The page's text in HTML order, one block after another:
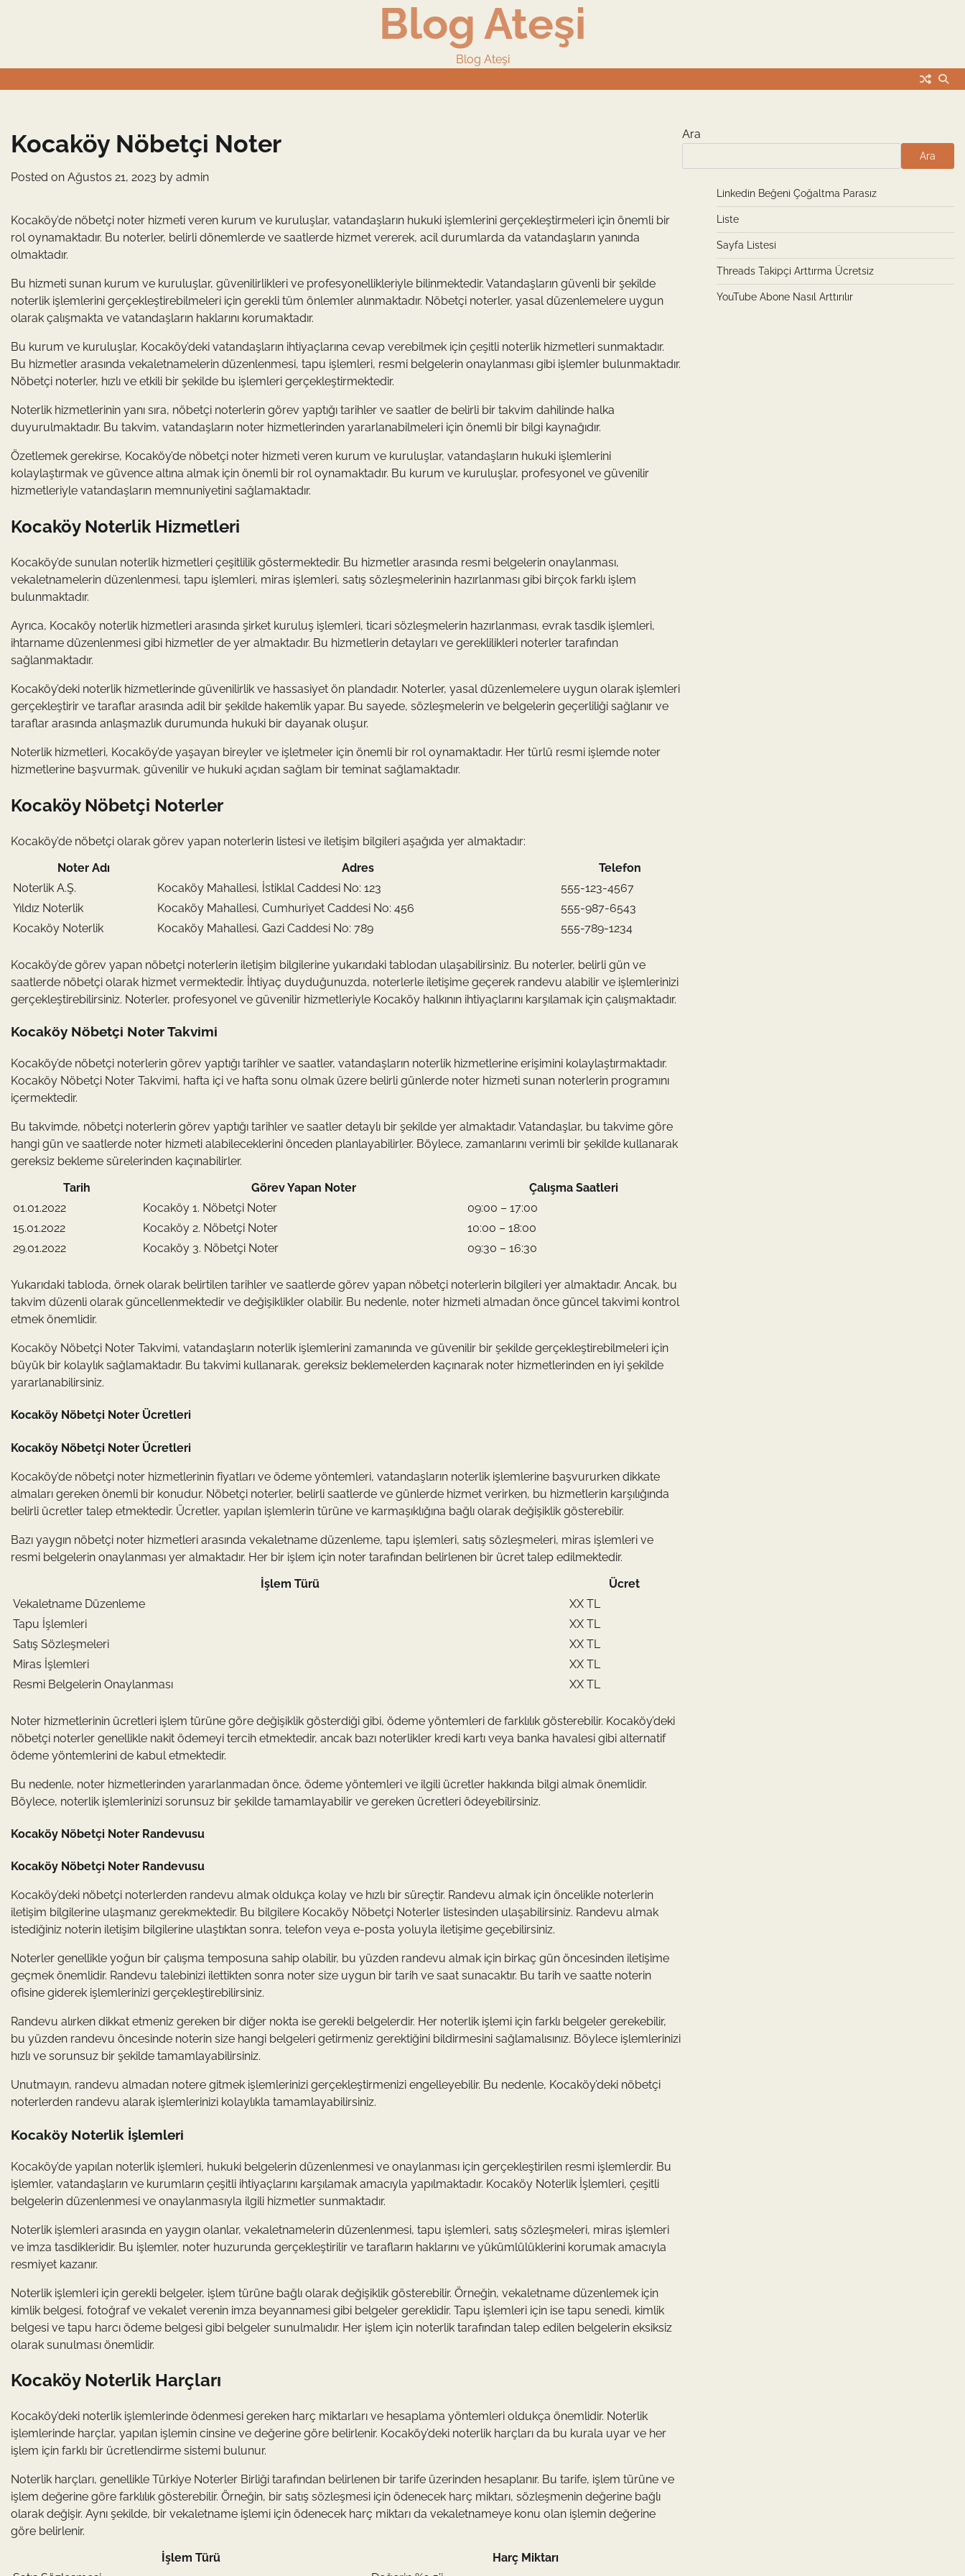
Blog Ateşi
Blog Ateşi
Kocaköy Nöbetçi Noter
Posted on Ağustos 21, 2023 by admin
Kocaköy’de nöbetçi noter hizmeti veren kurum ve kuruluşlar, vatandaşların hukuki işlemlerini gerçekleştirmeleri için önemli bir
rol oynamaktadır. Bu noterler, belirli dönemlerde ve saatlerde hizmet vererek, acil durumlarda da vatandaşların yanında
olmaktadır.
Bu hizmeti sunan kurum ve kuruluşlar, güvenilirlikleri ve profesyonellikleriyle bilinmektedir. Vatandaşların güvenli bir şekilde
noterlik işlemlerini gerçekleştirebilmeleri için gerekli tüm önlemler alınmaktadır. Nöbetçi noterler, yasal düzenlemelere uygun
olarak çalışmakta ve vatandaşların haklarını korumaktadır.
Bu kurum ve kuruluşlar, Kocaköy’deki vatandaşların ihtiyaçlarına cevap verebilmek için çeşitli noterlik hizmetleri sunmaktadır.
Bu hizmetler arasında vekaletnamelerin düzenlenmesi, tapu işlemleri, resmi belgelerin onaylanması gibi işlemler bulunmaktadır.
Nöbetçi noterler, hızlı ve etkili bir şekilde bu işlemleri gerçekleştirmektedir.
Noterlik hizmetlerinin yanı sıra, nöbetçi noterlerin görev yaptığı tarihler ve saatler de belirli bir takvim dahilinde halka
duyurulmaktadır. Bu takvim, vatandaşların noter hizmetlerinden yararlanabilmeleri için önemli bir bilgi kaynağıdır.
Özetlemek gerekirse, Kocaköy’de nöbetçi noter hizmeti veren kurum ve kuruluşlar, vatandaşların hukuki işlemlerini
kolaylaştırmak ve güvence altına almak için önemli bir rol oynamaktadır. Bu kurum ve kuruluşlar, profesyonel ve güvenilir
hizmetleriyle vatandaşların memnuniyetini sağlamaktadır.
Kocaköy Noterlik Hizmetleri
Kocaköy’de sunulan noterlik hizmetleri çeşitlilik göstermektedir. Bu hizmetler arasında resmi belgelerin onaylanması,
vekaletnamelerin düzenlenmesi, tapu işlemleri, miras işlemleri, satış sözleşmelerinin hazırlanması gibi birçok farklı işlem
bulunmaktadır.
Ayrıca, Kocaköy noterlik hizmetleri arasında şirket kuruluş işlemleri, ticari sözleşmelerin hazırlanması, evrak tasdik işlemleri,
ihtarname düzenlenmesi gibi hizmetler de yer almaktadır. Bu hizmetlerin detayları ve gereklilikleri noterler tarafından
sağlanmaktadır.
Kocaköy’deki noterlik hizmetlerinde güvenilirlik ve hassasiyet ön plandadır. Noterler, yasal düzenlemelere uygun olarak işlemleri
gerçekleştirir ve taraflar arasında adil bir şekilde hakemlik yapar. Bu sayede, sözleşmelerin ve belgelerin geçerliliği sağlanır ve
taraflar arasında anlaşmazlık durumunda hukuki bir dayanak oluşur.
Noterlik hizmetleri, Kocaköy’de yaşayan bireyler ve işletmeler için önemli bir rol oynamaktadır. Her türlü resmi işlemde noter
hizmetlerine başvurmak, güvenilir ve hukuki açıdan sağlam bir teminat sağlamaktadır.
Kocaköy Nöbetçi Noterler
Kocaköy’de nöbetçi olarak görev yapan noterlerin listesi ve iletişim bilgileri aşağıda yer almaktadır:
Noter Adı
Adres
Telefon
Noterlik A.Ş.
Kocaköy Mahallesi, İstiklal Caddesi No: 123
555-123-4567
Yıldız Noterlik
Kocaköy Mahallesi, Cumhuriyet Caddesi No: 456
555-987-6543
Kocaköy Noterlik
Kocaköy Mahallesi, Gazi Caddesi No: 789 555-789-1234
Kocaköy’de görev yapan nöbetçi noterlerin iletişim bilgilerine yukarıdaki tablodan ulaşabilirsiniz. Bu noterler, belirli gün ve
saatlerde nöbetçi olarak hizmet vermektedir. İhtiyaç duyduğunuzda, noterlerle iletişime geçerek randevu alabilir ve işlemlerinizi
gerçekleştirebilirsiniz. Noterler, profesyonel ve güvenilir hizmetleriyle Kocaköy halkının ihtiyaçlarını karşılamak için çalışmaktadır.
Kocaköy Nöbetçi Noter Takvimi
Kocaköy’de nöbetçi noterlerin görev yaptığı tarihler ve saatler, vatandaşların noterlik hizmetlerine erişimini kolaylaştırmaktadır.
Kocaköy Nöbetçi Noter Takvimi, hafta içi ve hafta sonu olmak üzere belirli günlerde noter hizmeti sunan noterlerin programını
içermektedir.
Bu takvimde, nöbetçi noterlerin görev yaptığı tarihler ve saatler detaylı bir şekilde yer almaktadır. Vatandaşlar, bu takvime göre
hangi gün ve saatlerde noter hizmeti alabileceklerini önceden planlayabilirler. Böylece, zamanlarını verimli bir şekilde kullanarak
gereksiz bekleme sürelerinden kaçınabilirler.
Tarih
Görev Yapan Noter
Çalışma Saatleri
01.01.2022
Kocaköy 1. Nöbetçi Noter
09:00 – 17:00
15.01.2022
Kocaköy 2. Nöbetçi Noter
10:00 – 18:00
29.01.2022
Kocaköy 3. Nöbetçi Noter 09:30 – 16:30
Yukarıdaki tabloda, örnek olarak belirtilen tarihler ve saatlerde görev yapan nöbetçi noterlerin bilgileri yer almaktadır. Ancak, bu
takvim düzenli olarak güncellenmektedir ve değişiklikler olabilir. Bu nedenle, noter hizmeti almadan önce güncel takvimi kontrol
etmek önemlidir.
Kocaköy Nöbetçi Noter Takvimi, vatandaşların noterlik işlemlerini zamanında ve güvenilir bir şekilde gerçekleştirebilmeleri için
büyük bir kolaylık sağlamaktadır. Bu takvimi kullanarak, gereksiz beklemelerden kaçınarak noter hizmetlerinden en iyi şekilde
yararlanabilirsiniz.
Kocaköy Nöbetçi Noter Ücretleri
Kocaköy Nöbetçi Noter Ücretleri
Kocaköy’de nöbetçi noter hizmetlerinin fiyatları ve ödeme yöntemleri, vatandaşların noterlik işlemlerine başvururken dikkate
almaları gereken önemli bir konudur. Nöbetçi noterler, belirli saatlerde ve günlerde hizmet verirken, bu hizmetlerin karşılığında
belirli ücretler talep etmektedir. Ücretler, yapılan işlemlerin türüne ve karmaşıklığına bağlı olarak değişiklik gösterebilir.
Bazı yaygın nöbetçi noter hizmetleri arasında vekaletname düzenleme, tapu işlemleri, satış sözleşmeleri, miras işlemleri ve
resmi belgelerin onaylanması yer almaktadır. Her bir işlem için noter tarafından belirlenen bir ücret talep edilmektedir.
İşlem Türü
Ücret
Vekaletname Düzenleme
XX TL
Tapu İşlemleri
XX TL
Satış Sözleşmeleri
XX TL
Miras İşlemleri
XX TL
Resmi Belgelerin Onaylanması
XX TL
Noter hizmetlerinin ücretleri işlem türüne göre değişiklik gösterdiği gibi, ödeme yöntemleri de farklılık gösterebilir. Kocaköy’deki
nöbetçi noterler genellikle nakit ödemeyi tercih etmektedir, ancak bazı noterlikler kredi kartı veya banka havalesi gibi alternatif
ödeme yöntemlerini de kabul etmektedir.
Bu nedenle, noter hizmetlerinden yararlanmadan önce, ödeme yöntemleri ve ilgili ücretler hakkında bilgi almak önemlidir.
Böylece, noterlik işlemlerinizi sorunsuz bir şekilde tamamlayabilir ve gereken ücretleri ödeyebilirsiniz.
Kocaköy Nöbetçi Noter Randevusu
Kocaköy Nöbetçi Noter Randevusu
Kocaköy’deki nöbetçi noterlerden randevu almak oldukça kolay ve hızlı bir süreçtir. Randevu almak için öncelikle noterlerin
iletişim bilgilerine ulaşmanız gerekmektedir. Bu bilgilere Kocaköy Nöbetçi Noterler listesinden ulaşabilirsiniz. Randevu almak
istediğiniz noterin iletişim bilgilerine ulaştıktan sonra, telefon veya e-posta yoluyla iletişime geçebilirsiniz.
Noterler genellikle yoğun bir çalışma temposuna sahip olabilir, bu yüzden randevu almak için birkaç gün öncesinden iletişime
geçmek önemlidir. Randevu talebinizi ilettikten sonra noter size uygun bir tarih ve saat sunacaktır. Bu tarih ve saatte noterin
ofisine giderek işlemlerinizi gerçekleştirebilirsiniz.
Randevu alırken dikkat etmeniz gereken bir diğer nokta ise gerekli belgelerdir. Her noterlik işlemi için farklı belgeler gerekebilir,
bu yüzden randevu öncesinde noterin size hangi belgeleri getirmeniz gerektiğini bildirmesini sağlamalısınız. Böylece işlemlerinizi
hızlı ve sorunsuz bir şekilde tamamlayabilirsiniz.
Unutmayın, randevu almadan notere gitmek işlemlerinizi gerçekleştirmenizi engelleyebilir. Bu nedenle, Kocaköy’deki nöbetçi
noterlerden randevu alarak işlemlerinizi kolaylıkla tamamlayabilirsiniz.
Kocaköy Noterlik İşlemleri
Kocaköy’de yapılan noterlik işlemleri, hukuki belgelerin düzenlenmesi ve onaylanması için gerçekleştirilen resmi işlemlerdir. Bu
işlemler, vatandaşların ve kurumların çeşitli ihtiyaçlarını karşılamak amacıyla yapılmaktadır. Kocaköy Noterlik İşlemleri, çeşitli
belgelerin düzenlenmesi ve onaylanmasıyla ilgili hizmetler sunmaktadır.
Noterlik işlemleri arasında en yaygın olanlar, vekaletnamelerin düzenlenmesi, tapu işlemleri, satış sözleşmeleri, miras işlemleri
ve imza tasdikleridir. Bu işlemler, noter huzurunda gerçekleştirilir ve tarafların haklarını ve yükümlülüklerini korumak amacıyla
resmiyet kazanır.
Noterlik işlemleri için gerekli belgeler, işlem türüne bağlı olarak değişiklik gösterebilir. Örneğin, vekaletname düzenlemek için
kimlik belgesi, fotoğraf ve vekalet verenin imza beyannamesi gibi belgeler gereklidir. Tapu işlemleri için ise tapu senedi, kimlik
belgesi ve tapu harcı ödeme belgesi gibi belgeler sunulmalıdır. Her işlem için noterlik tarafından talep edilen belgelerin eksiksiz
olarak sunulması önemlidir.
Kocaköy Noterlik Harçları
Kocaköy’deki noterlik işlemlerinde ödenmesi gereken harç miktarları ve hesaplama yöntemleri oldukça önemlidir. Noterlik
işlemlerinde harçlar, yapılan işlemin cinsine ve değerine göre belirlenir. Kocaköy’deki noterlik harçları da bu kurala uyar ve her
işlem için farklı bir ücretlendirme sistemi bulunur.
Noterlik harçları, genellikle Türkiye Noterler Birliği tarafından belirlenen bir tarife üzerinden hesaplanır. Bu tarife, işlem türüne ve
işlem değerine göre farklılık gösterebilir. Örneğin, bir satış sözleşmesi için ödenecek harç miktarı, sözleşmenin değerine bağlı
olarak değişir. Aynı şekilde, bir vekaletname işlemi için ödenecek harç miktarı da vekaletnameye konu olan işlemin değerine
göre belirlenir.
İşlem Türü
Harç Miktarı
Ara
Ara
Linkedin Beğeni Çoğaltma Parasız
Liste
Sayfa Listesi
Threads Takipçi Arttırma Ücretsiz
YouTube Abone Nasıl Arttırılır